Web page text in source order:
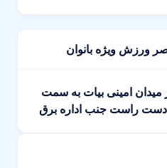
ورزش ویژه بانوان
میدان امینی بیات به سمت
دست راست جنب اداره برق